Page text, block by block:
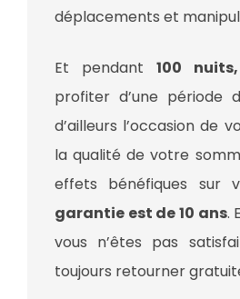
déplacements et
Et pendant 100 nuits,
profiter d’une période
d’ailleurs l’occasion de
la qualité de votre
effets bénéfiques sur
garantie est de 10 ans.
vous n’êtes pas
toujours retourner